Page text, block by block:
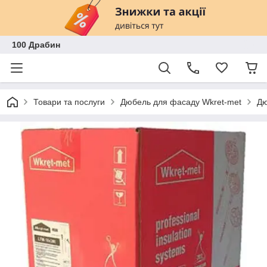
100 Драбин
Товари та послуги Дюбель для фасаду Wkret-met